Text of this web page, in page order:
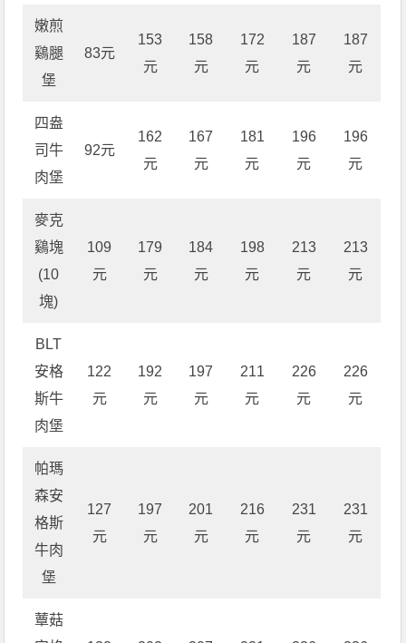
嫩煎
鷄腿
堡
83元
153
元
158
元
172
元
187
元
187
元
四盎
司牛
肉堡
92元
162
元
167
元
181
元
196
元
196
元
麥克
鷄塊
(10
塊)
109
元
179
元
184
元
198
元
213
元
213
元
BLT
安格
斯牛
肉堡
122
元
192
元
197
元
211
元
226
元
226
元
帕瑪
森安
格斯
牛肉
堡
127
元
197
元
201
元
216
元
231
元
231
元
蕈菇